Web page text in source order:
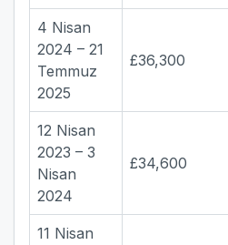
4 Nisan
2024 – 21
Temmuz
2025
£36,300
12 Nisan
2023 – 3
Nisan
2024
£34,600
11 Nisan